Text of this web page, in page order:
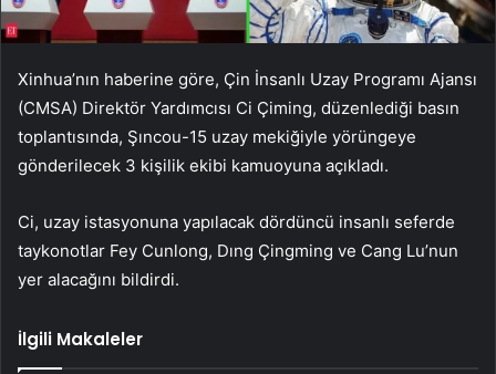
Xinhua’nın haberine göre, Çin İnsanlı Uzay Programı Ajansı
(CMSA) Direktör Yardımcısı Ci Çiming, düzenlediği basın
toplantısında, Şıncou-15 uzay mekiğiyle yörüngeye
gönderilecek 3 kişilik ekibi kamuoyuna açıkladı.
Ci, uzay istasyonuna yapılacak dördüncü insanlı seferde
taykonotlar Fey Cunlong, Dıng Çingming ve Cang Lu’nun
yer alacağını bildirdi.
İlgili Makaleler